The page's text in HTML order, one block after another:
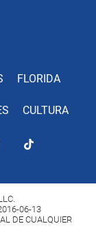
FLORIDA
CULTURA
06-13
DE CUALQUIER